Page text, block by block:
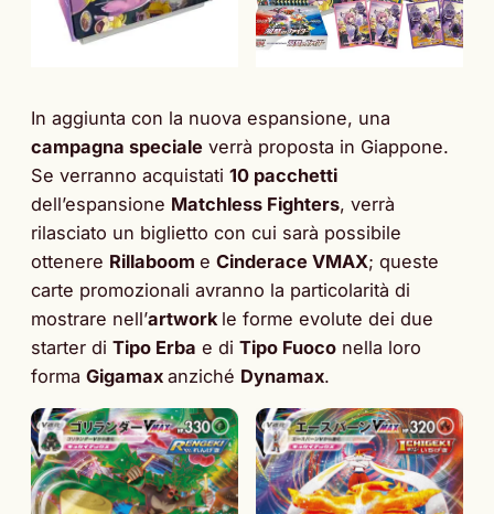
In aggiunta con la nuova espansione, una
campagna speciale verrà proposta in Giappone.
Se verranno acquistati 10 pacchetti
dell’espansione Matchless Fighters, verrà
rilasciato un biglietto con cui sarà possibile
ottenere Rillaboom e Cinderace VMAX; queste
carte promozionali avranno la particolarità di
mostrare nell’artwork le forme evolute dei due
starter di Tipo Erba e di Tipo Fuoco nella loro
forma Gigamax anziché Dynamax.